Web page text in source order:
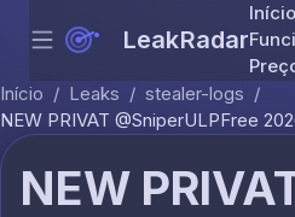
Menu LeakRadar
Início
Início / Leaks / stealer-logs /
NEW PRIVAT @SniperULPFree
NEW